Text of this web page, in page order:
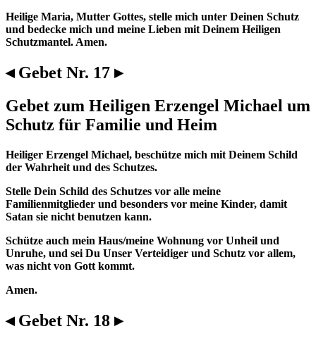
Heilige Maria, Mutter Gottes, stelle mich unter Deinen Schutz
und bedecke mich und meine Lieben mit Deinem Heiligen
Schutzmantel. Amen.
◂ Gebet Nr. 17 ▸
Gebet zum Heiligen Erzengel Michael um
Schutz für Familie und Heim
Heiliger Erzengel Michael, beschütze mich mit Deinem Schild
der Wahrheit und des Schutzes.
Stelle Dein Schild des Schutzes vor alle meine
Familienmitglieder und besonders vor meine Kinder, damit
Satan sie nicht benutzen kann.
Schütze auch mein Haus/meine Wohnung vor Unheil und
Unruhe, und sei Du Unser Verteidiger und Schutz vor allem,
was nicht von Gott kommt.
Amen.
◂ Gebet Nr. 18 ▸